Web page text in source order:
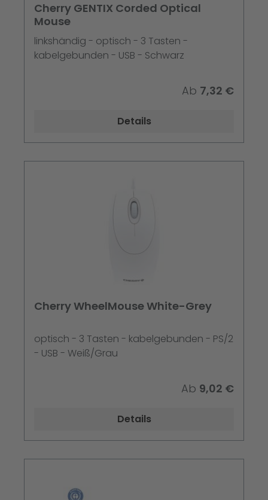
Cherry GENTIX Corded Optical
Mouse
linkshändig - optisch - 3 Tasten -
kabelgebunden - USB - Schwarz
Ab 7,32 €
Details
Cherry WheelMouse White-Grey
optisch - 3 Tasten - kabelgebunden - PS/2
- USB - Weiß/Grau
Ab 9,02 €
Details